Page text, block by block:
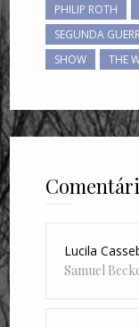
PHILIP ROTH
SEGUNDA
SHOW
THE
Lucila
Samuel